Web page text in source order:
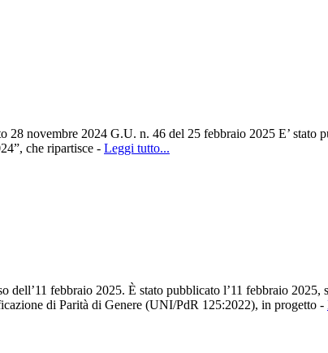
novembre 2024 G.U. n. 46 del 25 febbraio 2025 E’ stato
che ripartisce - Leggi tutto...
febbraio 2025. È stato pubblicato l’11 febbraio
di Parità di Genere (UNI/PdR 125:2022), in progetto -